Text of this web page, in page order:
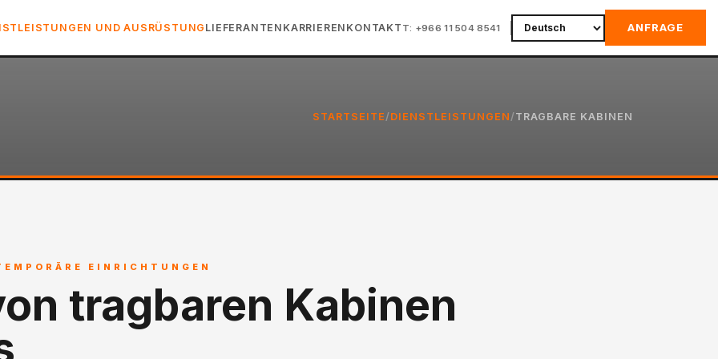
UND AUSRÜSTUNG LIEFERANTEN KARRIEREN KONTAKT T: +966 11 504 8541 ANFRAGE
STARTSEITE / DIENSTLEISTUNGEN / TRAGBARE KABINEN
EINRICHTUNGEN
tragbaren Kabinen